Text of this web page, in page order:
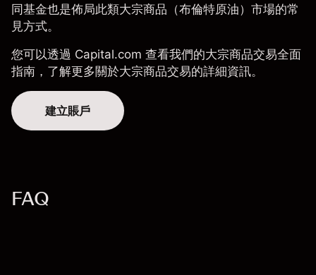
同基金也是佈局此類大宗商品（布倫特原油）市場的常
見方式。
您可以透過 Capital.com 查看我們的大宗商品交易全面
指南 ，了解更多關於大宗商品交易的詳細資訊。
建立賬戶
FAQ